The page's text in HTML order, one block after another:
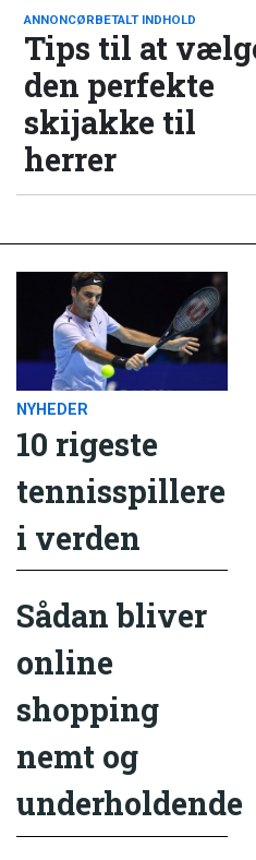
ANNONCØRBETALT INDHOLD
Tips til at
den perfekte
skijakke til
herrer
NYHEDER
10 rigeste
tennisspillere
i verden
Sådan bliver
online
shopping
nemt og
underholdende